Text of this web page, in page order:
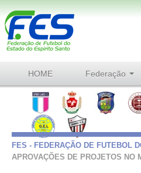
HOME Federação
FES - FEDERAÇÃO DE FUTEBOL
APROVAÇÕES DE PROJETOS NO